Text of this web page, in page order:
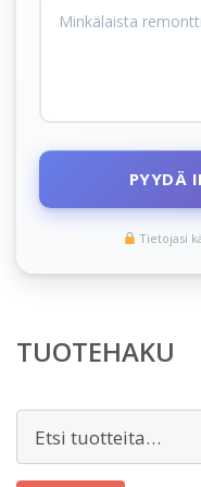
PYYDÄ
Tietojasi
TUOTEHAKU